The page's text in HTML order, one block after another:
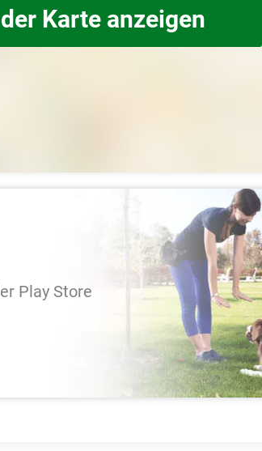
Karte anzeigen
Play Store